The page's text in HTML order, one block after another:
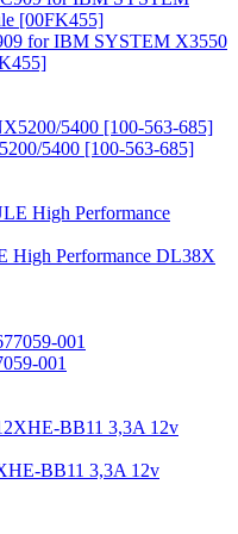
for IBM SYSTEM X3550
5400 [100-563-685]
High Performance DL38X
001
BB11 3,3A 12v